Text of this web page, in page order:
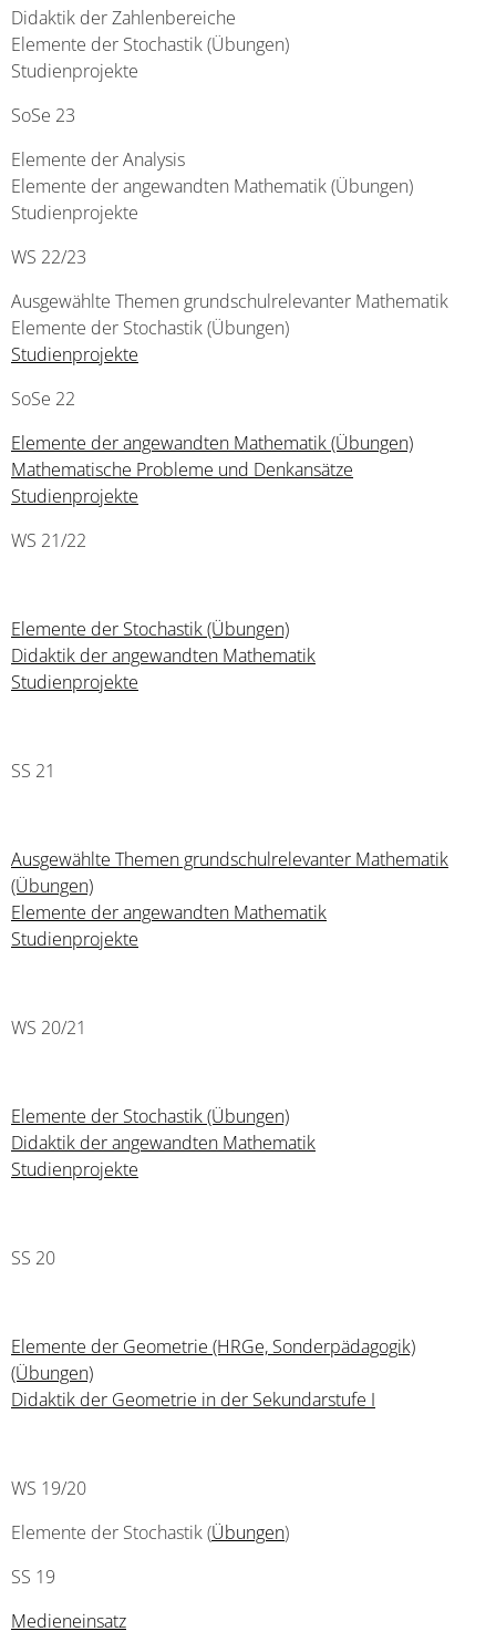
Didaktik der Zahlenbereiche
Elemente der Stochastik (Übungen)
Studienprojekte
SoSe 23
Elemente der Analysis
Elemente der angewandten Mathematik (Übungen)
Studienprojekte
WS 22/23
Ausgewählte Themen grundschulrelevanter Mathematik
Elemente der Stochastik (Übungen)
Studienprojekte
SoSe 22
Elemente der angewandten Mathematik (Übungen)
Mathematische Probleme und Denkansätze
Studienprojekte
WS 21/22
Elemente der Stochastik (Übungen)
Didaktik der angewandten Mathematik
Studienprojekte
SS 21
Ausgewählte Themen grundschulrelevanter Mathematik
(Übungen)
Elemente der angewandten Mathematik
Studienprojekte
WS 20/21
Elemente der Stochastik (Übungen)
Didaktik der angewandten Mathematik
Studienprojekte
SS 20
Elemente der Geometrie (HRGe, Sonderpädagogik)
(Übungen)
Didaktik der Geometrie in der Sekundarstufe I
WS 19/20
Elemente der Stochastik (Übungen)
SS 19
Medieneinsatz